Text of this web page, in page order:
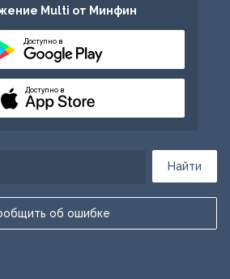
Найти
об ошибке
Multi от Минфин
Доступно в
Доступно в